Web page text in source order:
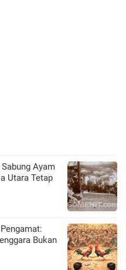
Ayam
Utara Tetap
Bukan